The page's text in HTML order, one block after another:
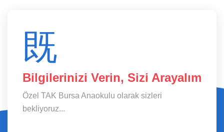
Bilgilerinizi Verin, Sizi Arayalım
Özel TAK Bursa Anaokulu olarak sizleri
bekliyoruz...